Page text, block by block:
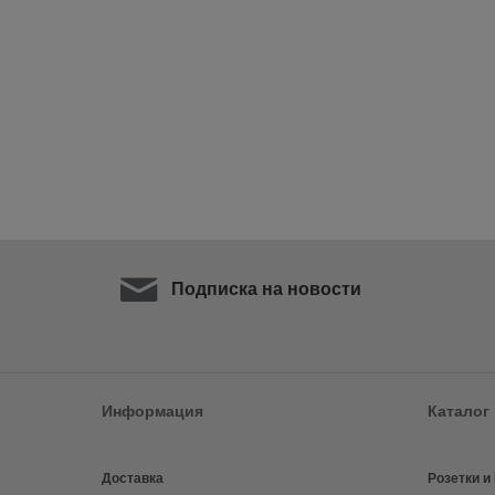
Подписка на новости
Информация
Доставка
Каталог
Розетки